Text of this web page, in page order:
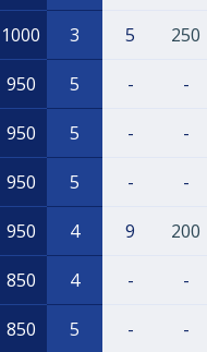
1000 3 5 250
950 5 - -
950 5 - -
950 5 - -
950 4 9 200
850 4 - -
850 5 - -